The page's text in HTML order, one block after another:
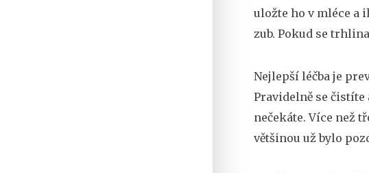
uložte ho v mléce a
zub. Pokud se
Nejlepší léčba je
Pravidelně se
nečekáte. Více než
většinou už bylo